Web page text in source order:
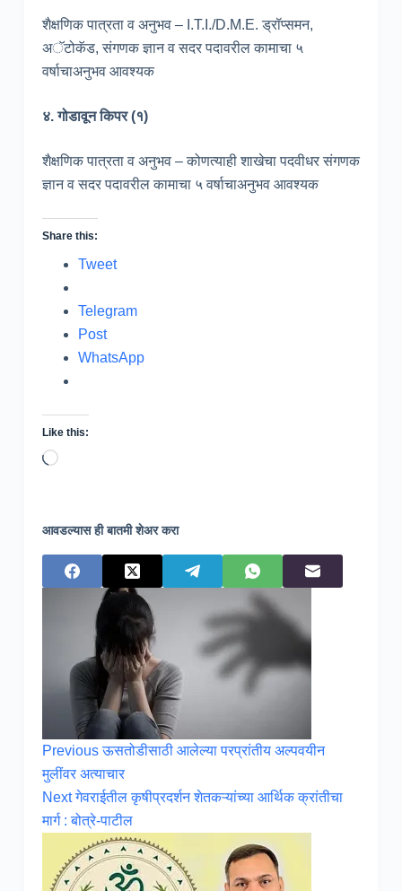
शैक्षणिक पात्रता व अनुभव – I.T.I./D.M.E. ड्रॉप्समन,
अॅटोकॅड, संगणक ज्ञान व सदर पदावरील कामाचा ५
वर्षाचाअनुभव आवश्यक
४. गोडावून किपर (१)
शैक्षणिक पात्रता व अनुभव – कोणत्याही शाखेचा पदवीधर संगणक
ज्ञान व सदर पदावरील कामाचा ५ वर्षाचाअनुभव आवश्यक
Share this:
Tweet
Telegram
Post
WhatsApp
Like this:
Loading…
आवडल्यास ही बातमी शेअर करा
Previousऊसतोडीसाठी आलेल्या परप्रांतीय अल्पवयीन
मुलींवर अत्याचार
Nextगेवराईतील कृषीप्रदर्शन शेतकऱ्यांच्या आर्थिक क्रांतीचा
मार्ग : बोत्रे-पाटील